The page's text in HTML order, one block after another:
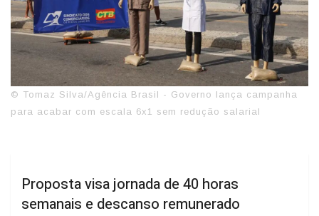
© Tomaz Silva/Agência Brasil - Governo lança campanha
para acabar com escala 6x1 sem redução salarial
Proposta visa jornada de 40 horas
semanais e descanso remunerado